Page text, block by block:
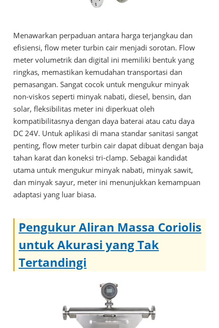
Menawarkan perpaduan antara harga terjangkau dan
efisiensi, flow meter turbin cair menjadi sorotan. Flow
meter volumetrik dan digital ini memiliki bentuk yang
ringkas, memastikan kemudahan transportasi dan
pemasangan. Sangat cocok untuk mengukur minyak
non-viskos seperti minyak nabati, diesel, bensin, dan
solar, fleksibilitas meter ini diperkuat oleh
kompatibilitasnya dengan daya baterai atau catu daya
DC 24V. Untuk aplikasi di mana standar sanitasi sangat
penting, flow meter turbin cair dapat dibuat dengan baja
tahan karat dan koneksi tri-clamp. Sebagai kandidat
utama untuk mengukur minyak nabati, minyak sawit,
dan minyak sayur, meter ini menunjukkan kemampuan
adaptasi yang luar biasa.
Pengukur Aliran Massa Coriolis
untuk Akurasi yang Tak
Tertandingi